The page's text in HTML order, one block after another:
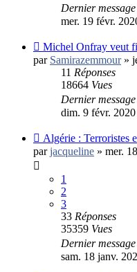
Dernier message
mer. 19 févr.
Michel Onfray veut
par Samirazemmour»
11 Réponses
18664 Vues
Dernier message
dim. 9 févr.
Algérie : Terroristes
parjacqueline » mer.
1
2
3
33 Réponses
35359 Vues
Dernier message
sam. 18 janv.